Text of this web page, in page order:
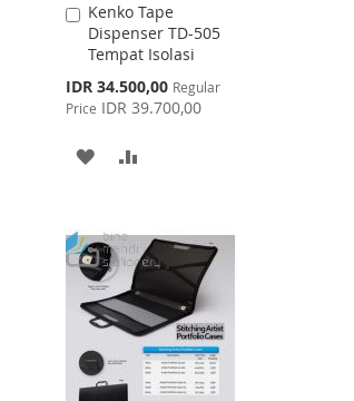
Kenko Tape
Dispenser TD-505
Tempat Isolasi
Special
Price
IDR 34.500,00 Regular
Price IDR 39.700,00
Add
to
Cart
ADD
WISH
LIST
COMPARE